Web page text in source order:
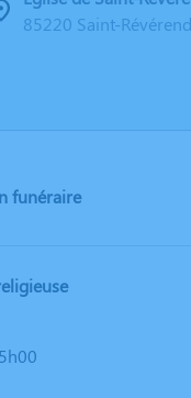
85220 Saint-Révérend
funéraire